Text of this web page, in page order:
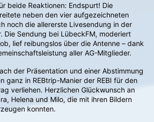
beide Reaktionen: Endspurt! Die
neben den vier aufgezeichneten
noch die allererste Livesendung in der
Die Sendung bei LübeckFM, moderiert
lief reibungslos über die Antenne – dank
aller AG-Mitglieder.
der Präsentation und einer Abstimmung
ganz in REBtrip-Manier der REBI für den
verliehen. Herzlichen Glückwunsch an
Helena und Milo, die mit ihren Bildern
konnten.